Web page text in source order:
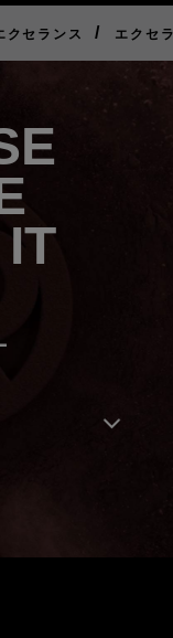
クセランス / エクセ